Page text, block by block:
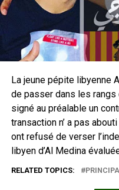
La jeune pépite libyenne
de passer dans les rangs
signé au préalable un
transaction n’ a pas
ont refusé de verser
libyen d’Al Medina
RELATED TOPICS: